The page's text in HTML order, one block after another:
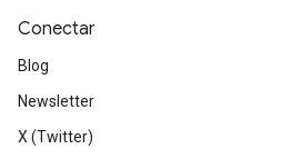
Conectar
Blog
Newsletter
X (Twitter)